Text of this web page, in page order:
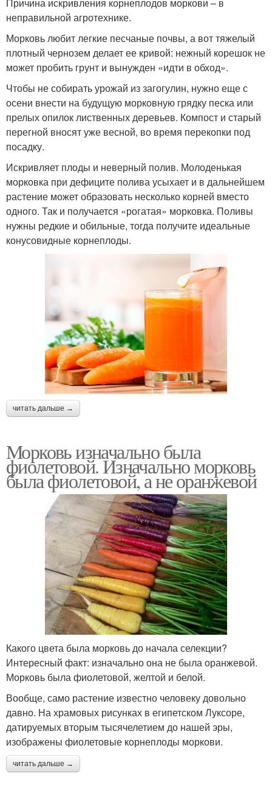
неправильной агротехнике.
Морковь любит легкие песчаные почвы, а вот тяжелый
плотный чернозем делает ее кривой: нежный корешок не
может пробить грунт и вынужден «идти в обход».
Чтобы не собирать урожай из загогулин, нужно еще с
осени внести на будущую морковную грядку песка или
прелых опилок лиственных деревьев. Компост и старый
перегной вносят уже весной, во время перекопки под
посадку.
Искривляет плоды и неверный полив. Молоденькая
морковка при дефиците полива усыхает и в дальнейшем
растение может образовать несколько корней вместо
одного. Так и получается «рогатая» морковка. Поливы
нужны редкие и обильные, тогда получите идеальные
конусовидные корнеплоды.
читать дальше →
Морковь изначально была
фиолетовой. Изначально морковь
была фиолетовой, а не оранжевой
Какого цвета была морковь до начала селекции?
Интересный факт: изначально она не была оранжевой.
Морковь была фиолетовой, желтой и белой.
Вообще, само растение известно человеку довольно
давно. На храмовых рисунках в египетском Луксоре,
датируемых вторым тысячелетием до нашей эры,
изображены фиолетовые корнеплоды моркови.
читать дальше →